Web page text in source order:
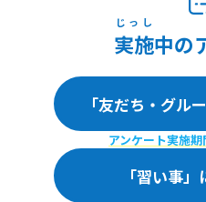
実施
じっし
中の
「友だち・グル
アンケート実施
「習い事